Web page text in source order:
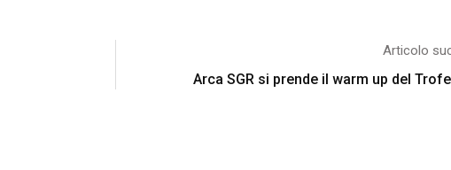
Articolo
Arca SGR si prende il warm up del